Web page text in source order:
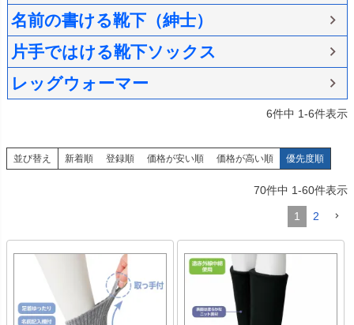
名前の書ける靴下（紳士）
片手ではける靴下ソックス
レッグウォーマー
6件中 1-6件表示
並び替え 新着順 登録順 価格が安い順 価格が高い順 優先度順
70件中 1-60件表示
1 2